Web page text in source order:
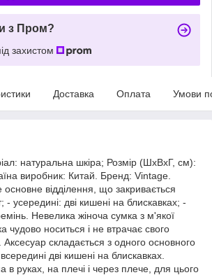
з Пром?
захистом
Доставка Оплата Умови
натуральна шкіра; Розмір (ШхВхГ, см):
виробник: Китай. Бренд: Vintage.
відділення, що закривається
- усередині: дві кишені на блискавках; -
Невелика жіноча сумка з м'якої
чудово носиться і не втрачає свого
Аксесуар складається з одного основного
дві кишені на блискавках.
в руках, на плечі і через плече, для цього